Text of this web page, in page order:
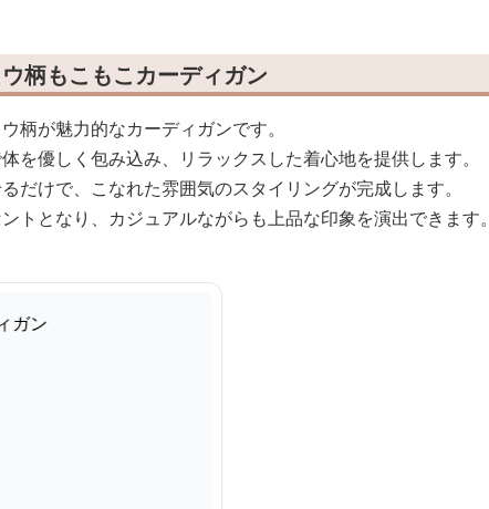
柄もこもこカーディガン
柄が魅力的なカーディガンです。
を優しく包み込み、リラックスした着心地を提供します。
だけで、こなれた雰囲気のスタイリングが完成します。
トとなり、カジュアルながらも上品な印象を演出できます。